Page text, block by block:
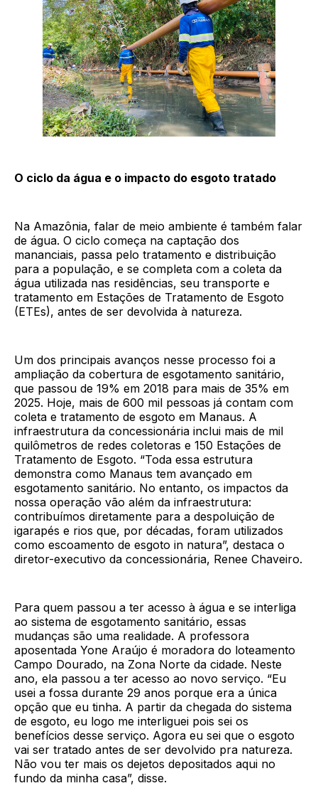
O ciclo da água e o impacto do esgoto tratado
Na Amazônia, falar de meio ambiente é também falar
de água. O ciclo começa na captação dos
mananciais, passa pelo tratamento e distribuição
para a população, e se completa com a coleta da
água utilizada nas residências, seu transporte e
tratamento em Estações de Tratamento de Esgoto
(ETEs), antes de ser devolvida à natureza.
Um dos principais avanços nesse processo foi a
ampliação da cobertura de esgotamento sanitário,
que passou de 19% em 2018 para mais de 35% em
2025. Hoje, mais de 600 mil pessoas já contam com
coleta e tratamento de esgoto em Manaus. A
infraestrutura da concessionária inclui mais de mil
quilômetros de redes coletoras e 150 Estações de
Tratamento de Esgoto. “Toda essa estrutura
demonstra como Manaus tem avançado em
esgotamento sanitário. No entanto, os impactos da
nossa operação vão além da infraestrutura:
contribuímos diretamente para a despoluição de
igarapés e rios que, por décadas, foram utilizados
como escoamento de esgoto in natura”, destaca o
diretor-executivo da concessionária, Renee Chaveiro.
Para quem passou a ter acesso à água e se interliga
ao sistema de esgotamento sanitário, essas
mudanças são uma realidade. A professora
aposentada Yone Araújo é moradora do loteamento
Campo Dourado, na Zona Norte da cidade. Neste
ano, ela passou a ter acesso ao novo serviço. “Eu
usei a fossa durante 29 anos porque era a única
opção que eu tinha. A partir da chegada do sistema
de esgoto, eu logo me interliguei pois sei os
benefícios desse serviço. Agora eu sei que o esgoto
vai ser tratado antes de ser devolvido pra natureza.
Não vou ter mais os dejetos depositados aqui no
fundo da minha casa”, disse.